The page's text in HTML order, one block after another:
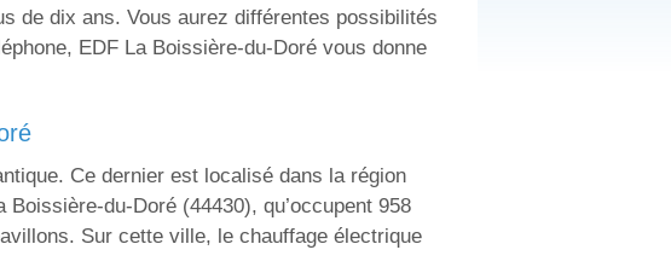
de dix ans. Vous aurez différentes possibilités
EDF La Boissière-du-Doré vous donne
Ce dernier est localisé dans la région
du-Doré (44430), qu’occupent 958
Sur cette ville, le chauffage électrique